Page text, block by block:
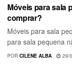
Móveis para sala
comprar?
Móveis para sala
para sala pequena
POR CILENE ALBA 29/